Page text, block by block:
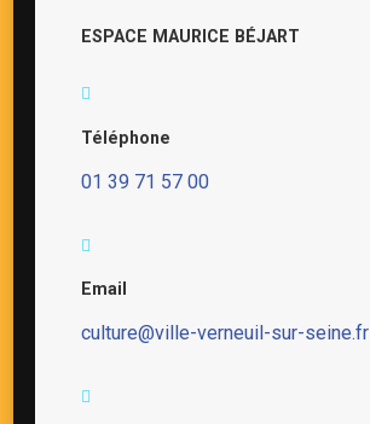
ESPACE MAURICE BÉJART
Téléphone
01 39 71 57 00
Email
culture@ville-verneuil-sur-seine.fr